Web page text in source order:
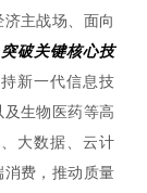
主战场、面向
破关键核心技
新一代信息技
生物医药等高
大数据、云计
费，推动质量